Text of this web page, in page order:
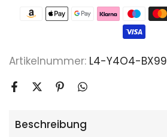
Artikelnummer: L4-Y4O4-BX99
Beschreibung